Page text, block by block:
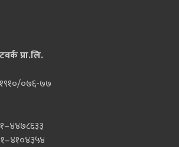
प्रा.लि.
१९१०/०७६-७७